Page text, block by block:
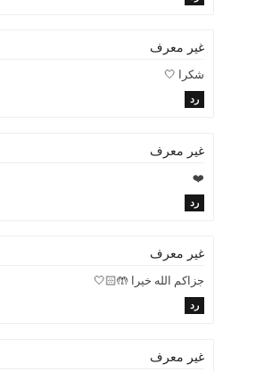
غير معرف
شكرا 🤍
رد
غير معرف
❤️
رد
غير معرف
جزاكم الله خيرا 🤲🏻🤍
رد
غير معرف